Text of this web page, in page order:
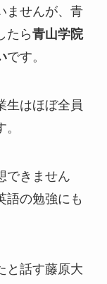
ませんが、青
たら青山学院
です。
生はほぼ全員
できません
語の勉強にも
と話す藤原大